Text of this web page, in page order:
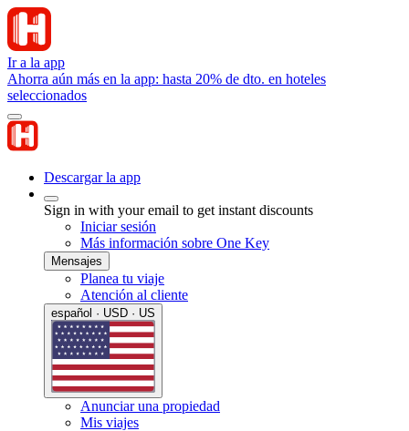
Ir a la app
Ahorra aún más en la app: hasta 20% de dto. en hoteles
seleccionados
Descargar la app
Sign in with your email to get instant discounts
Iniciar sesión
Más información sobre One Key
Mensajes
Planea tu viaje
Atención al cliente
español · USD · US
Anunciar una propiedad
Mis viajes